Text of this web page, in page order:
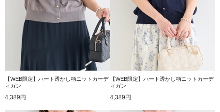
【WEB限定】ハート透かし柄ニットカーデ
ィガン
4,389円
【WEB限定】ハート透かし柄ニットカーデ
ィガン
4,389円